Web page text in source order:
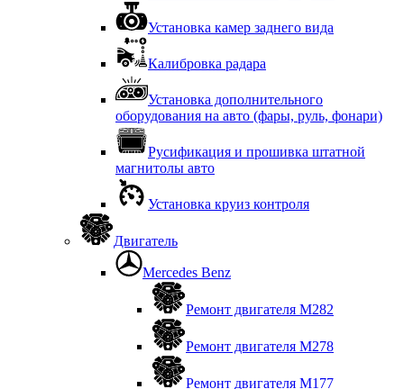
Установка камер заднего вида
Калибровка радара
Установка дополнительного
оборудования на авто (фары, руль, фонари)
Русификация и прошивка штатной
магнитолы авто
Установка круиз контроля
Двигатель
Mercedes Benz
Ремонт двигателя М282
Ремонт двигателя М278
Ремонт двигателя М177